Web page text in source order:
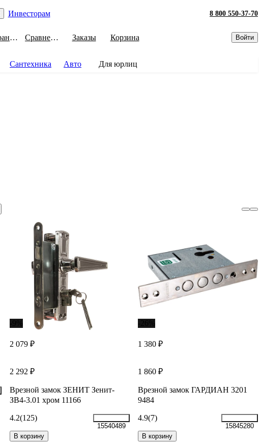
Инвесторам 8 800 550-37-70
Избранное Сравнение Заказы Корзина Войти
Сантехника Авто
Для юрлиц
2 079 ₽
2 292 ₽
Врезной замок ЗЕНИТ Зенит-
ЗВ4-3.01 хром 11166
4.2(125)
15540489
В корзину
1 380 ₽
1 860 ₽
Врезной замок ГАРДИАН 3201
9484
4.9(7)
15845280
В корзину